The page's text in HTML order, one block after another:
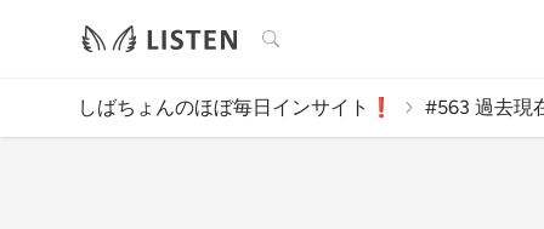
検索
しばちょんのほぼ毎日インサイト❗ #563 過去現